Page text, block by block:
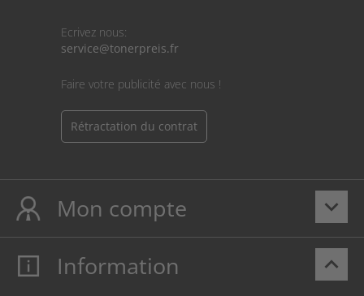
Ecrivez nous:
service@tonerpreis.fr
Faire votre publicité avec nous !
Rétractation du contrat
keyboard_arrow_down
Mon compte
Mon compte
keyboard_arrow_up
Information